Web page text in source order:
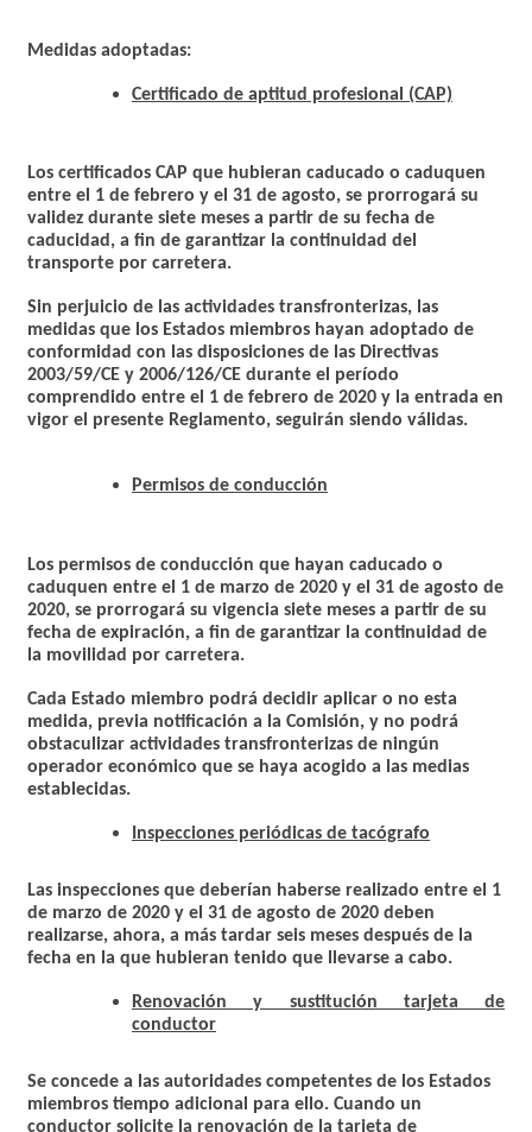
Medidas adoptadas:
Certificado de aptitud profesional (CAP)
Los certificados CAP que hubieran caducado o caduquen
entre el 1 de febrero y el 31 de agosto, se prorrogará su
validez durante siete meses a partir de su fecha de
caducidad , a fin de garantizar la continuidad del
transporte por carretera.
Sin perjuicio de las actividades transfronterizas, las
medidas que los Estados miembros hayan adoptado de
conformidad con las disposiciones de las Directivas
2003/59/CE y 2006/126/CE durante el período
comprendido entre el 1 de febrero de 2020 y la entrada en
vigor el presente Reglamento, seguirán siendo válidas.
Permisos de conducción
Los permisos de conducción que hayan caducado o
caduquen entre el 1 de marzo de 2020 y el 31 de agosto de
2020, se prorrogará su vigencia siete meses a partir de su
fecha de expiración, a fin de garantizar la continuidad de
la movilidad por carretera.
Cada Estado miembro podrá decidir aplicar o no esta
medida, previa notificación a la Comisión, y no podrá
obstaculizar actividades transfronterizas de ningún
operador económico que se haya acogido a las medias
establecidas.
Inspecciones periódicas de tacógrafo
Las inspecciones que deberían haberse realizado entre el 1
de marzo de 2020 y el 31 de agosto de 2020 deben
realizarse, ahora, a más tardar seis meses después de la
fecha en la que hubieran tenido que llevarse a cabo.
Renovación y sustitución tarjeta de
conductor
Se concede a las autoridades competentes de los Estados
miembros tiempo adicional para ello. Cuando un
conductor solicite la renovación de la tarjeta de